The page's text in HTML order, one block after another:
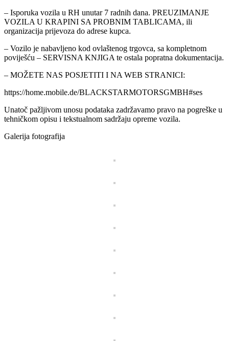
– Isporuka vozila u RH unutar 7 radnih dana. PREUZIMANJE
VOZILA U KRAPINI SA PROBNIM TABLICAMA, ili
organizacija prijevoza do adrese kupca.
– Vozilo je nabavljeno kod ovlaštenog trgovca, sa kompletnom
poviješću – SERVISNA KNJIGA te ostala popratna dokumentacija.
– MOŽETE NAS POSJETITI I NA WEB STRANICI:
https://home.mobile.de/BLACKSTARMOTORSGMBH#ses
Unatoč pažljivom unosu podataka zadržavamo pravo na pogreške u
tehničkom opisu i tekstualnom sadržaju opreme vozila.
Galerija fotografija